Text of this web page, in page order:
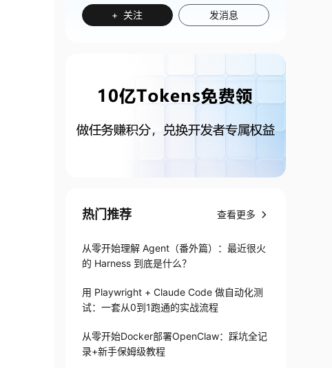
+ 关注 发消息
热门推荐 查看更多
从零开始理解 Agent（番外篇）：最近很火
的 Harness 到底是什么？
用 Playwright + Claude Code 做自动化测
试：一套从0到1跑通的实战流程
从零开始Docker部署OpenClaw：踩坑全记
录+新手保姆级教程